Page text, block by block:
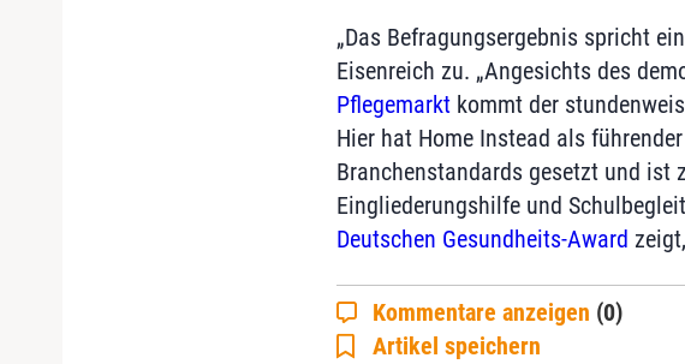
„Das Befragungsergebnis spricht
Eisenreich zu. „Angesichts des
Pflegemarktkommt der
Hier hat Home Instead als
Branchenstandards gesetzt und ist
Eingliederungshilfe und
Deutschen Gesundheits-Award
Kommentare anzeigen (0)
Artikel speichern